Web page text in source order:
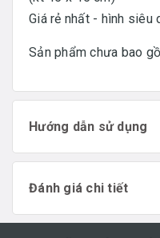
Giá rẻ nhất - hình siêu
Sản phẩm chưa bao
Hướng dẫn sử dụng
Đánh giá chi tiết